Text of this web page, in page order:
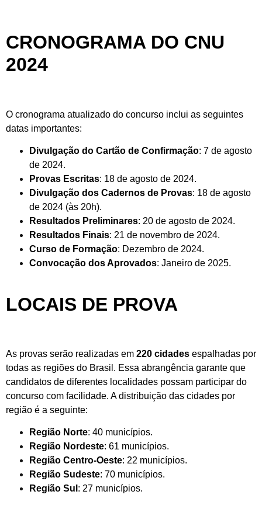
CRONOGRAMA DO CNU
2024
O cronograma atualizado do concurso inclui as seguintes
datas importantes:
Divulgação do Cartão de Confirmação: 7 de agosto
de 2024.
Provas Escritas: 18 de agosto de 2024.
Divulgação dos Cadernos de Provas: 18 de agosto
de 2024 (às 20h).
Resultados Preliminares: 20 de agosto de 2024.
Resultados Finais: 21 de novembro de 2024.
Curso de Formação: Dezembro de 2024.
Convocação dos Aprovados: Janeiro de 2025.
LOCAIS DE PROVA
As provas serão realizadas em 220 cidades espalhadas por
todas as regiões do Brasil. Essa abrangência garante que
candidatos de diferentes localidades possam participar do
concurso com facilidade. A distribuição das cidades por
região é a seguinte:
Região Norte: 40 municípios.
Região Nordeste: 61 municípios.
Região Centro-Oeste: 22 municípios.
Região Sudeste: 70 municípios.
Região Sul : 27 municípios.